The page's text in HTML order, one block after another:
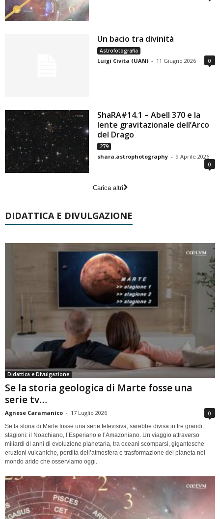
Un bacio tra divinità
Astrofotografia
Luigi Civita (UAN) - 11 Giugno 2026 0
ShaRA#14.1 – Abell 370 e la
lente gravitazionale dell’Arco
del Drago
279
shara.astrophotography - 9 Aprile 2026
0
Carica altri
DIDATTICA E DIVULGAZIONE
Didattica e Divulgazione
Se la storia geologica di Marte fosse una
serie tv…
Agnese Caramanico - 17 Luglio 2026 0
Se la storia di Marte fosse una serie televisiva, sarebbe divisa in tre grandi
stagioni: il Noachiano, l’Esperiano e l’Amazoniano. Un viaggio attraverso
miliardi di anni di evoluzione planetaria, tra oceani scomparsi, gigantesche
eruzioni vulcaniche, perdita dell’atmosfera e trasformazione del pianeta nel
mondo arido che osserviamo oggi.